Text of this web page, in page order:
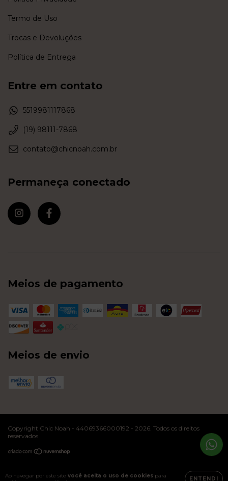
Ao navegar por este site você aceita o uso de cookies para
ENTENDI
Termo de Uso
Trocas e Devoluções
Política de Entrega
Entre em contato
5519981117868
(19) 98111-7868
contato@chicnoah.com.br
Permaneça conectado
Meios de pagamento
Meios de envio
Copyright Chic Noah - 44069366000192 - 2026. Todos os direitos
reservados.